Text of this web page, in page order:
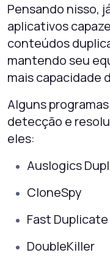
Pensando nisso,
aplicativos
conteúdos
mantendo seu
mais capacidade
Alguns
detecção e
eles:
Auslogics
CloneSpy
Fast
DoubleKiller